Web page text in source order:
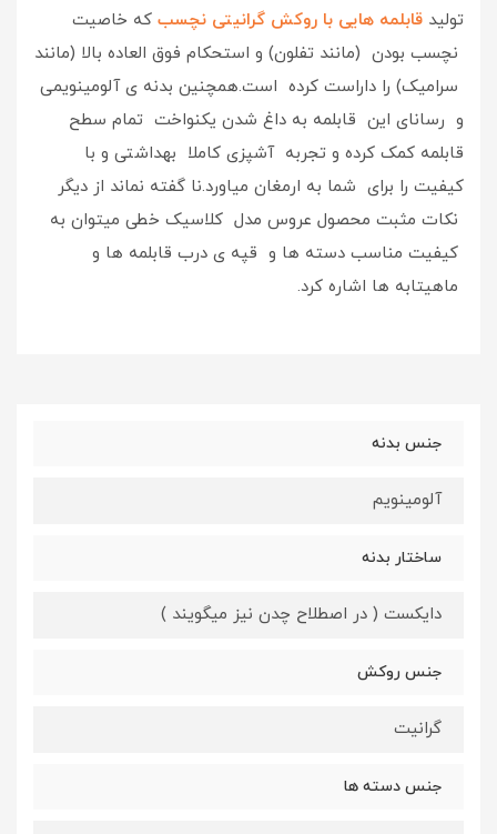
تولید قابلمه هایی با روکش گرانیتی نچسب که خاصیت
نچسب بودن (مانند تفلون) و استحکام فوق العاده بالا (مانند
سرامیک) را داراست کرده است.همچنین بدنه ی آلومینویمی
و رسانای این قابلمه به داغ شدن یکنواخت تمام سطح
قابلمه کمک کرده و تجربه آشپزی کاملا بهداشتی و با
کیفیت را برای شما به ارمغان میاورد.نا گفته نماند از دیگر
نکات مثبت محصول عروس مدل کلاسیک خطی میتوان به
کیفیت مناسب دسته ها و قپه ی درب قابلمه ها و
ماهیتابه ها اشاره کرد.
جنس بدنه
آلومینویم
ساختار بدنه
دایکست ( در اصطلاح چدن نیز میگویند )
جنس روکش
گرانیت
جنس دسته ها